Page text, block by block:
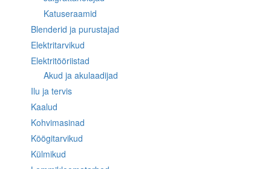
Katuseraamid
Blenderid ja purustajad
Elektritarvikud
Elektritööriistad
Akud ja akulaadijad
Ilu ja tervis
Kaalud
Kohvimasinad
Köögitarvikud
Külmikud